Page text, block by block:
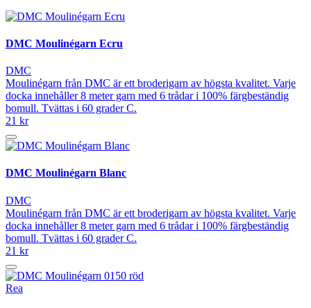
DMC Moulinégarn Ecru
DMC
Moulinégarn från DMC är ett broderigarn av högsta kvalitet. Varje
docka innehåller 8 meter garn med 6 trådar i 100% färgbeständig
bomull. Tvättas i 60 grader C.
21 kr
DMC Moulinégarn Blanc
DMC
Moulinégarn från DMC är ett broderigarn av högsta kvalitet. Varje
docka innehåller 8 meter garn med 6 trådar i 100% färgbeständig
bomull. Tvättas i 60 grader C.
21 kr
Rea